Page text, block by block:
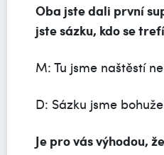
Oba jste dali první
jste sázku, kdo se
M: Tu jsme naštěstí
D: Sázku jsme
Je pro vás výhodou,